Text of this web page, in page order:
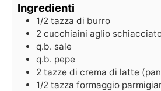
Ingredienti
1/2 tazza di burro
2 cucchiaini aglio
q.b. sale
q.b. pepe
2 tazze di crema di latte
1/2 tazza formaggio